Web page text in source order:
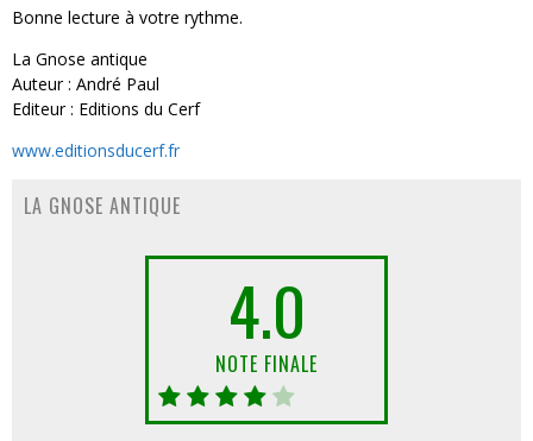
Bonne lecture à votre rythme.
La Gnose antique
Auteur : André Paul
Editeur : Editions du Cerf
www.editionsducerf.fr
LA GNOSE ANTIQUE
4.0
NOTE FINALE